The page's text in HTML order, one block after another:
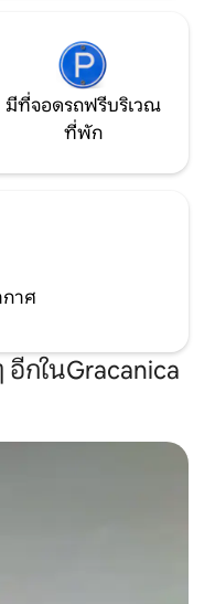
มีที่จอดรถฟรีบริเวณ
ที่พัก
กาศ
กในGracanica